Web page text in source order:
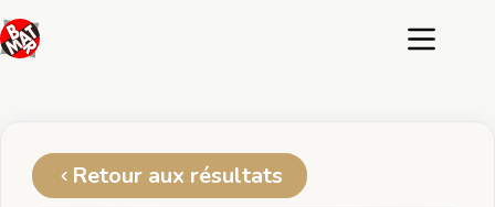
au
contenu
Retour aux résultats